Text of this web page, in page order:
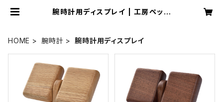
腕時計用ディスプレイ | 工房ペッカ
HOME 腕時計 腕時計用ディスプレイ